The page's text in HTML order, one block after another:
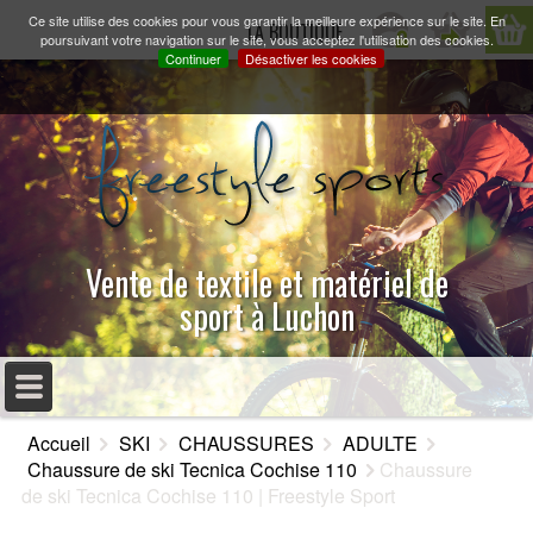
Ce site utilise des cookies pour vous garantir la meilleure expérience sur le site. En
poursuivant votre navigation sur le site, vous acceptez l'utilisation des cookies.
Continuer
Désactiver les cookies
LA BOUTIQUE
Vente de textile et matériel de
sport à Luchon
MENU PRINCIPAL
ACCUEIL
PRÉSENTATION
Accueil SKI CHAUSSURES
ADULTE
Chaussure de ski Tecnica Cochise 110
Chaussure
de ski Tecnica Cochise 110 | Freestyle Sport